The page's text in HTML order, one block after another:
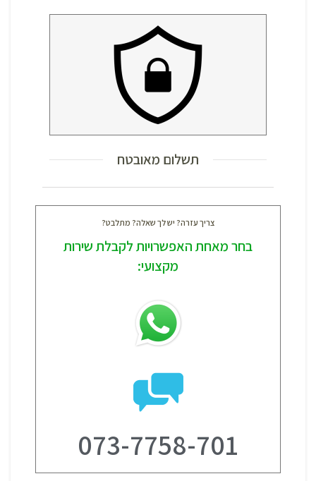
תשלום מאובטח
צריך עזרה? יש לך שאלה? מתלבט?
בחר מאחת האפשרויות לקבלת שירות
מקצועי:
073-7758-701